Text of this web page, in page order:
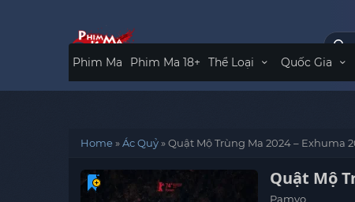
Phim Ma Phim Ma 18+ Thể Loại Quốc Gia
Home»Ác Quỷ»Quật Mộ Trùng Ma 2024 – Exhuma
Quật Mộ
Pamyo